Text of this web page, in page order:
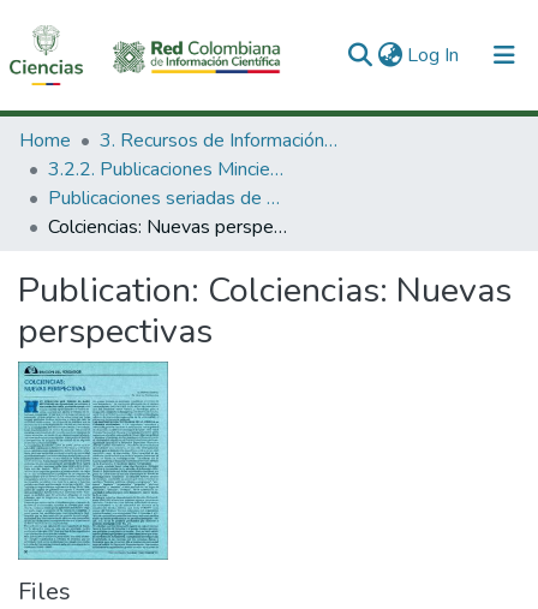
Log In (current)
Communities & Collections
All of DSpace
Statistics
Home
3. Recursos de Información Científica y Tecnológica
3.2.2. Publicaciones Minciencias
Publicaciones seriadas de Minciencias
Colciencias: Nuevas perspectivas
Publication: Colciencias: Nuevas
perspectivas
Files